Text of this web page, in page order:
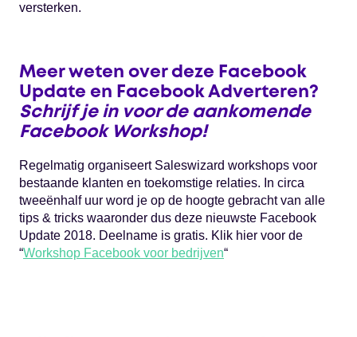
versterken.
Meer weten over deze Facebook
Update en Facebook Adverteren?
Schrijf je in voor de aankomende
Facebook Workshop!
Regelmatig organiseert Saleswizard workshops voor
bestaande klanten en toekomstige relaties. In circa
tweeënhalf uur word je op de hoogte gebracht van alle
tips & tricks waaronder dus deze nieuwste Facebook
Update 2018. Deelname is gratis. Klik hier voor de
“Workshop Facebook voor bedrijven“